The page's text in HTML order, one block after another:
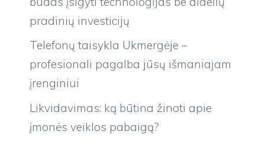
pradinių investicijų
Telefonų taisykla Ukmergėje –
profesionali pagalba jūsų išmaniajam
įrenginiui
Likvidavimas: ką būtina žinoti apie
įmonės veiklos pabaigą?